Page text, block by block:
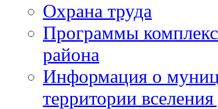
Охрана труда
Программы
района
Информация о
территории